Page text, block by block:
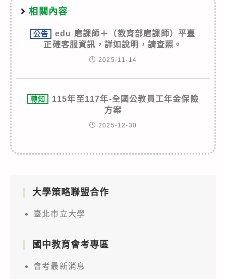
相關內容
公告
edu 磨課師＋（教育部磨課師）平臺
正確客服資訊，詳如說明，請查照。
2025-11-14
轉知
115年至117年-全國公教員工年金保險
方案
2025-12-30
大學策略聯盟合作
臺北市立大學
國中教育會考專區
會考最新消息